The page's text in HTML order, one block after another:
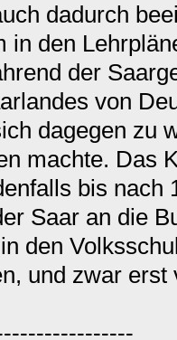
dadurch
in den
der
von
dagegen zu
machte. Das
bis nach
Saar an die
den
und zwar